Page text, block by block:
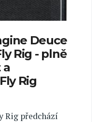
Deuce
Rig - plně
a
Rig
Rig předchází